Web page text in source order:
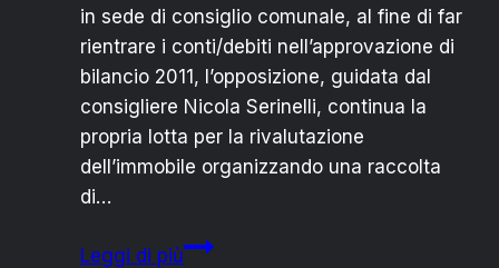
in sede di consiglio comunale, al fine di far
rientrare i conti/debiti nell’approvazione di
bilancio 2011, l’opposizione, guidata dal
consigliere Nicola Serinelli, continua la
propria lotta per la rivalutazione
dell’immobile organizzando una raccolta
di…
Leggi di piùMERCATO